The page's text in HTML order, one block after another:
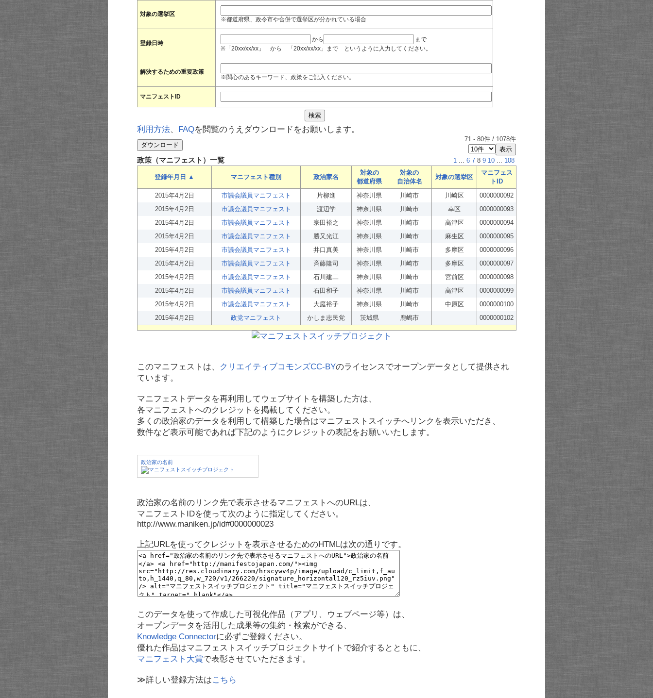
対象の選挙区
※都道府県、政令市や合併で選挙区が分かれている場合
登録日時
から
まで
※「20xx/xx/xx」 から 「20xx/xx/xx」まで というように入力してください。
解決するための重要政策
※関心のあるキーワード、政策をご記入ください。
マニフェストID
利用方法、 FAQを閲覧のうえダウンロードをお願いします。
71 - 80件 / 1078件
政策（マニフェスト）一覧 1 ... 6 7 8 9 10 ... 108
登録年月日 ▲ マニフェスト種別 政治家名
対象の
都道府県
対象の
自治体名
対象の選挙区
マニフェス
トID
2015年4月2日
市議会議員マニフェスト 片柳進 神奈川県 川崎市 川崎区
0000000092
2015年4月2日
市議会議員マニフェスト 渡辺学 神奈川県 川崎市 幸区
0000000093
2015年4月2日
市議会議員マニフェスト 宗田裕之 神奈川県 川崎市 高津区
0000000094
2015年4月2日
市議会議員マニフェスト 勝又光江 神奈川県 川崎市 麻生区
0000000095
2015年4月2日
市議会議員マニフェスト 井口真美 神奈川県 川崎市 多摩区
0000000096
2015年4月2日
市議会議員マニフェスト 斉藤隆司 神奈川県 川崎市 多摩区
0000000097
2015年4月2日
市議会議員マニフェスト 石川建二 神奈川県 川崎市 宮前区
0000000098
2015年4月2日
市議会議員マニフェスト 石田和子 神奈川県 川崎市 高津区
0000000099
2015年4月2日
市議会議員マニフェスト 大庭裕子 神奈川県 川崎市 中原区
0000000100
2015年4月2日
政党マニフェスト かしま志民党 茨城県 鹿嶋市 0000000102
このマニフェストは、 クリエイティブコモンズCC-BYのライセンスでオープンデータとして提供され
ています。
マニフェストデータを再利用してウェブサイトを構築した方は、
各マニフェストへのクレジットを掲載してください。
多くの政治家のデータを利用して構築した場合はマニフェストスイッチへリンクを表示いただき、
数件など表示可能であれば下記のようにクレジットの表記をお願いいたします。
政治家の名前
政治家の名前のリンク先で表示させるマニフェストへのURLは、
マニフェストIDを使って次のように指定してください。
http://www.maniken.jp/id#0000000023
上記URLを使ってクレジットを表示させるためのHTMLは次の通りです。
このデータを使って作成した可視化作品（アプリ、ウェブページ等）は、
オープンデータを活用した成果等の集約・検索ができる、
Knowledge Connectorに必ずご登録ください。
優れた作品はマニフェストスイッチプロジェクトサイトで紹介するとともに、
マニフェスト大賞で表彰させていただきます。
≫詳しい登録方法はこちら